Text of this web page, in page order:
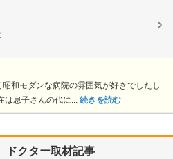
和モダンな病院の雰囲気が好きでしたし
は息子さんの代に... 続きを読む
ドクター取材記事